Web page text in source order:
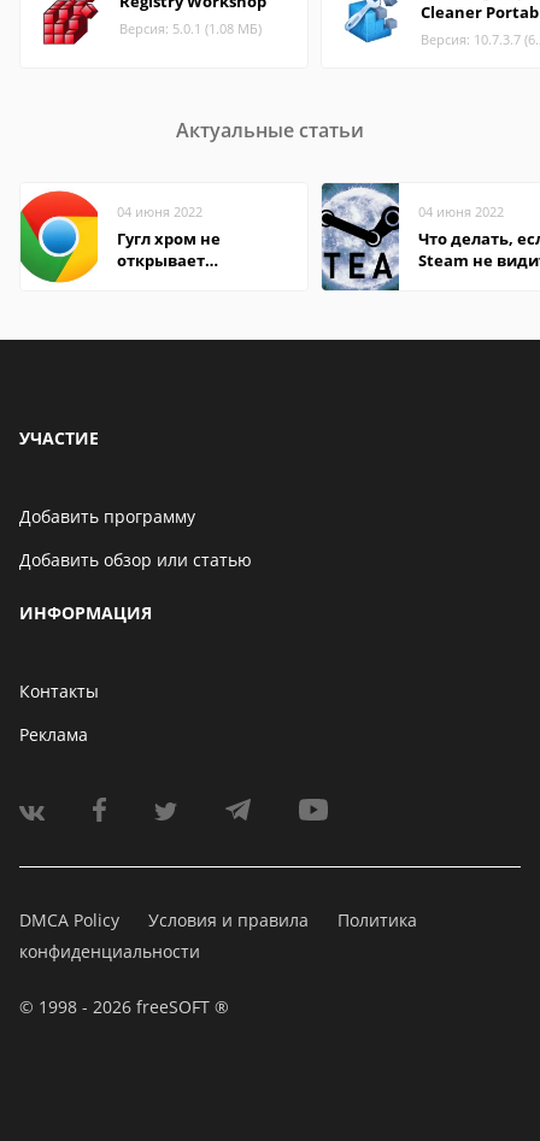
Версия: 5.0.1 (1.08 МБ)
Cleaner
Версия: 10.7.3.7
Актуальные статьи
04 июня 2022
Гугл хром не
открывает
04 июня 2022
Что делать,
Steam не
УЧАСТИЕ
Добавить программу
Добавить обзор или статью
ИНФОРМАЦИЯ
Контакты
Реклама
DMCA Policy Условия и правила
Политика
конфиденциальности
© 1998 - 2026 freeSOFT ®